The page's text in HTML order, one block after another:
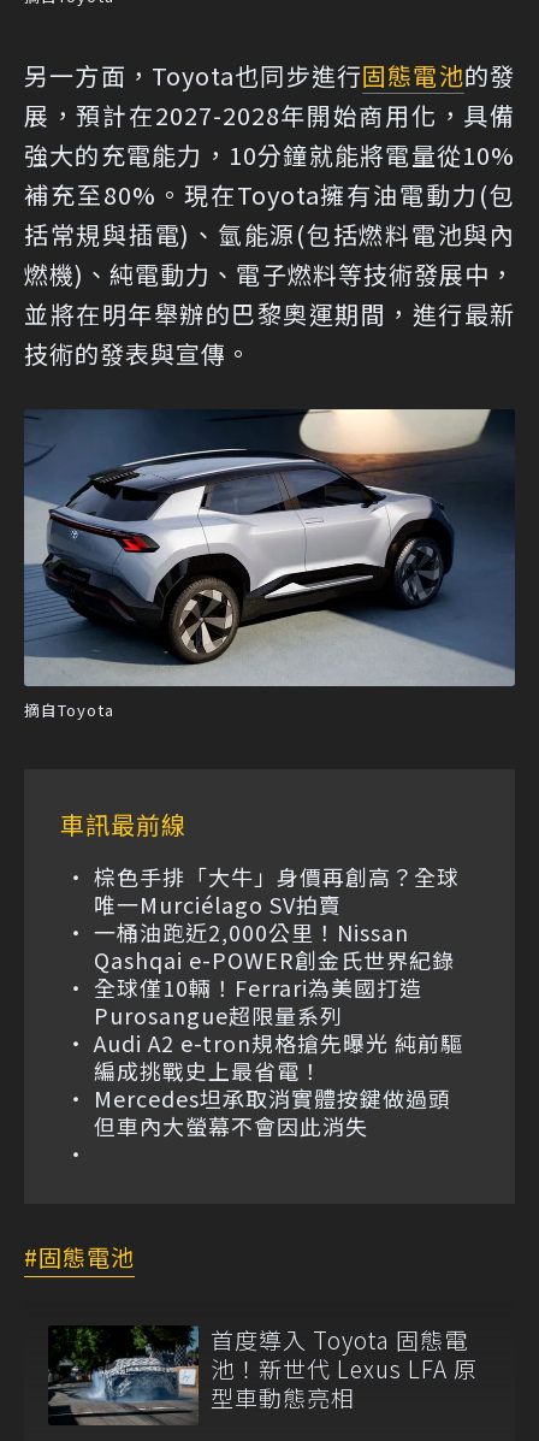
另一方面，Toyota也同步進行固態電池的發
展，預計在2027-2028年開始商用化，具備
強大的充電能力，10分鐘就能將電量從10%
補充至80%。現在Toyota擁有油電動力(包
括常規與插電)、氫能源(包括燃料電池與內
燃機)、純電動力、電子燃料等技術發展中，
並將在明年舉辦的巴黎奧運期間，進行最新
技術的發表與宣傳。
摘自Toyota
車訊最前線
棕色手排「大牛」身價再創高？全球
唯一Murciélago SV拍賣
一桶油跑近2,000公里！Nissan
Qashqai e-POWER創金氏世界紀錄
全球僅10輛！Ferrari為美國打造
Purosangue超限量系列
Audi A2 e-tron規格搶先曝光 純前驅
編成挑戰史上最省電！
Mercedes坦承取消實體按鍵做過頭
但車內大螢幕不會因此消失
固態電池
首度導入 Toyota 固態電
池！新世代 Lexus LFA 原
型車動態亮相